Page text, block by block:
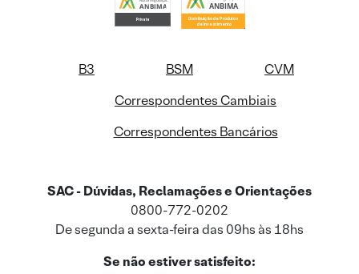
B3 BSM
CVM
Correspondentes Cambiais
Correspondentes Bancários
SAC - Dúvidas, Reclamações e Orientações
0800-772-0202
De segunda a sexta-feira das 09hs às 18hs
Se não estiver satisfeito: